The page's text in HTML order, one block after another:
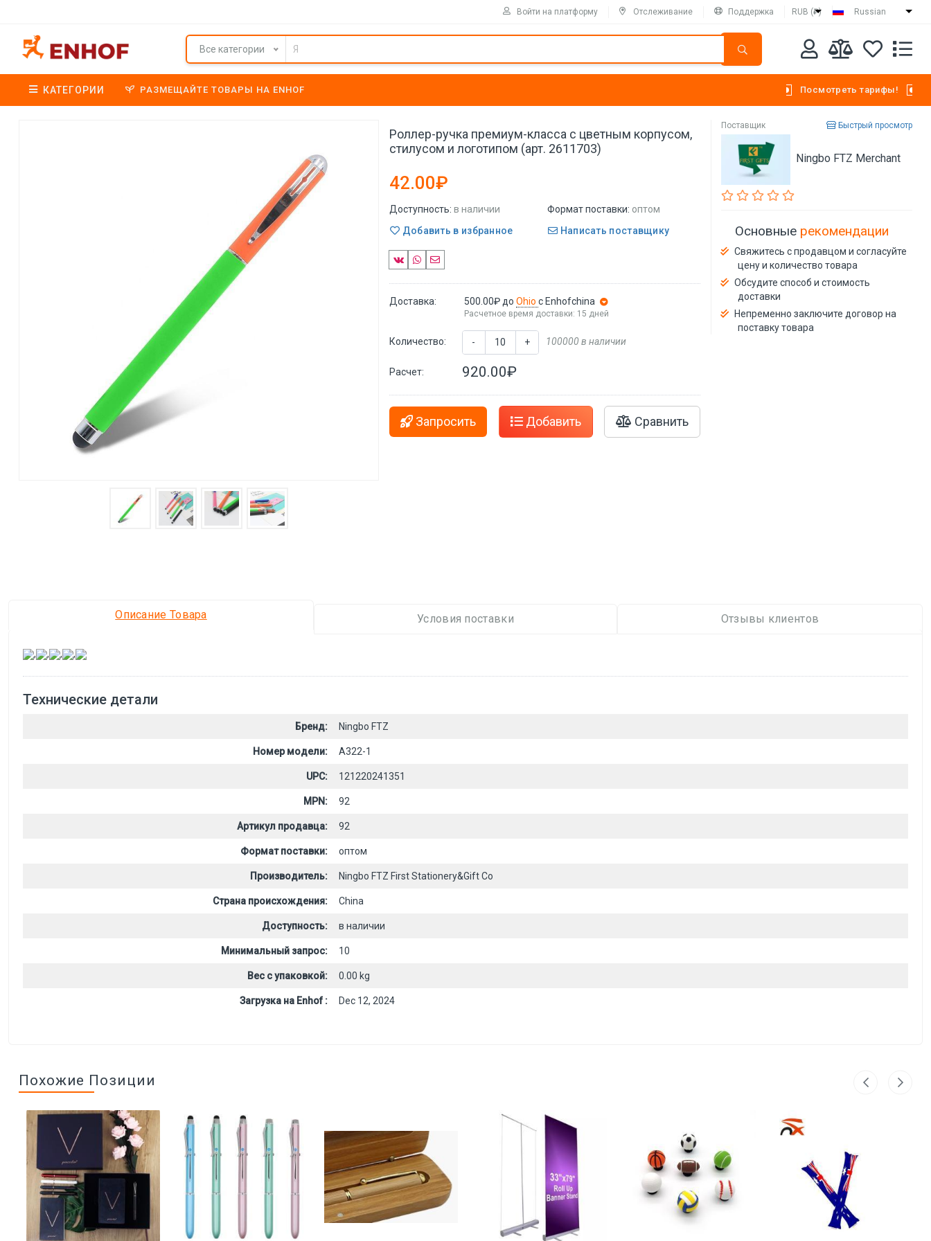
Войти на платформу Отслеживание Поддержка RUB (₽) Russian
Все категории
КАТЕГОРИИ РАЗМЕЩАЙТЕ ТОВАРЫ НА ENHOF Посмотреть тарифы!
Роллер-ручка премиум-класса с цветным корпусом,
стилусом и логотипом (арт. 2611703)
42.00₽
Доступность: в наличии Формат поставки: оптом
Добавить в избранное
Написать поставщику
Доставка: 500.00₽ доOhioс Enhofchina
Расчетное время доставки: 15 дней
Количество: - + 100000 в наличии
Расчет: 920.00₽
Запросить Добавить Сравнить
Поставщик Быстрый просмотр
Ningbo FTZ Merchant
Основные рекомендации
Свяжитесь с продавцом и согласуйте
цену и количество товара
Обсудите способ и стоимость
доставки
Непременно заключите договор на
поставку товара
Описание Товара Условия поставки Отзывы клиентов
, , , ,
Технические детали
Бренд: Ningbo FTZ
Номер модели: A322-1
UPC: 121220241351
MPN: 92
Артикул продавца: 92
Формат поставки: оптом
Производитель: Ningbo FTZ First Stationery&Gift Co
Страна происхождения: China
Доступность: в наличии
Минимальный запрос: 10
Вес с упаковкой: 0.00 kg
Загрузка на Enhof : Dec 12, 2024
Похожие Позиции